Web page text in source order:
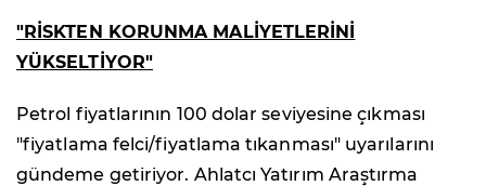
"RİSKTEN KORUNMA MALİYETLERİNİ
YÜKSELTİYOR"
Petrol fiyatlarının 100 dolar seviyesine çıkması
"fiyatlama felci/fiyatlama tıkanması" uyarılarını
gündeme getiriyor. Ahlatcı Yatırım Araştırma